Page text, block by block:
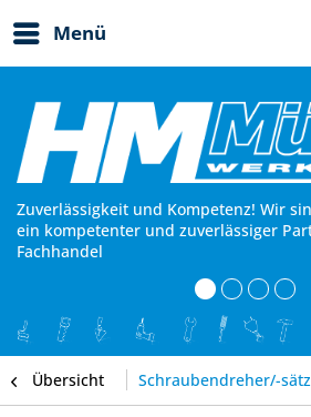
Menü
Zuverlässigkeit und Kompetenz! Wir
ein kompetenter und zuverlässiger
Fachhandel
Übersicht Schraubendreher/-